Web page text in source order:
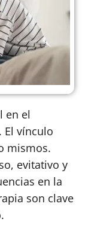
en el
El vínculo
mismos.
evitativo y
en la
son clave